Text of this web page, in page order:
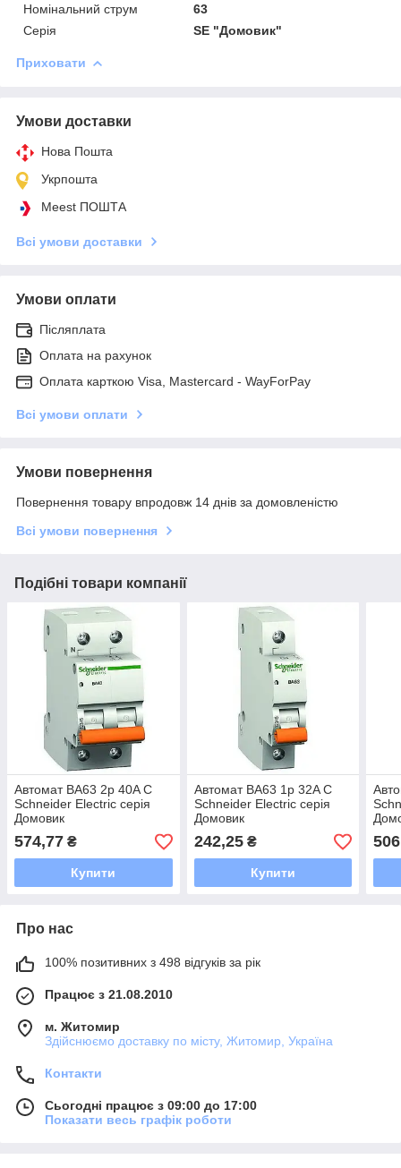
Номінальний струм
63
Серія
SE "Домовик"
Приховати
Умови доставки
Нова Пошта
Укрпошта
Meest ПОШТА
Всі умови доставки
Умови оплати
Післяплата
Оплата на рахунок
Оплата карткою Visa, Mastercard - WayForPay
Всі умови оплати
Умови повернення
Повернення товару впродовж 14 днів за домовленістю
Всі умови повернення
Подібні товари компанії
Автомат ВА63 2р 40A C
Schneider Electric серія
Домовик
574,77 ₴
Купити
Автомат ВА63 1р 32A C
Schneider Electric серія
Домовик
242,25₴
Купити
Про нас
100% позитивних з 498 відгуків за рік
Працює з 21.08.2010
м. Житомир
Здійснюємо доставку по місту, Житомир, Україна
Контакти
Сьогодні працює з 09:00 до 17:00
Показати весь графік роботи